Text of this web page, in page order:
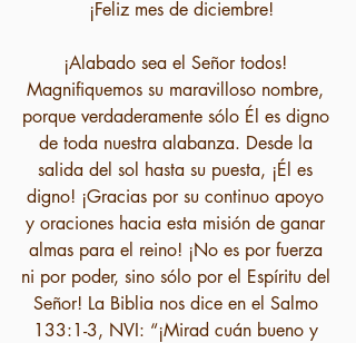
¡Feliz mes de diciembre!
¡Alabado sea el Señor todos!
Magnifiquemos su maravilloso nombre,
porque verdaderamente sólo Él es digno
de toda nuestra alabanza. Desde la
salida del sol hasta su puesta, ¡Él es
digno! ¡Gracias por su continuo apoyo
y oraciones hacia esta misión de ganar
almas para el reino! ¡No es por fuerza
ni por poder, sino sólo por el Espíritu del
Señor! La Biblia nos dice en el Salmo
133:1-3, NVI: “¡Mirad cuán bueno y